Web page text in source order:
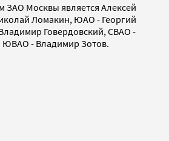
Москвы является Алексей
Ломакин, ЮАО - Георгий
Говердовский, СВАО -
ЮВАО - Владимир Зотов.